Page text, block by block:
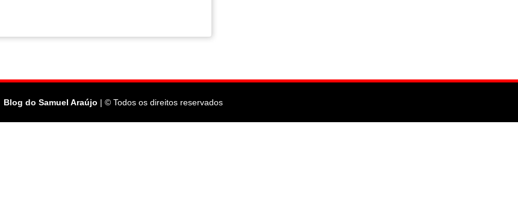
Blog do Samuel Araújo | © Todos os direitos reservados